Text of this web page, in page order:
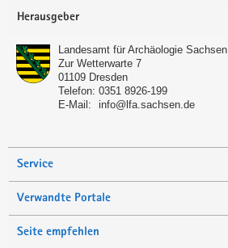
Footer-
Herausgeber
Landesamt für Archäologie Sachsen
Zur Wetterwarte 7
01109 Dresden
Telefon: 0351 8926-199
E-Mail:
info@lfa.sachsen.de
Service
Verwandte Portale
Seite empfehlen